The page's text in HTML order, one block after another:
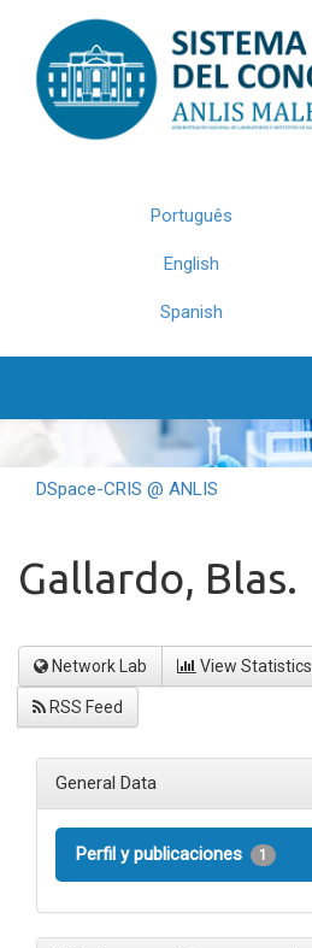
navigation
Português
English
Spanish
DSpace-CRIS @ ANLIS
Gallardo, Blas.
Network Lab View Statistics
RSS Feed
General Data
Perfil y publicaciones 1